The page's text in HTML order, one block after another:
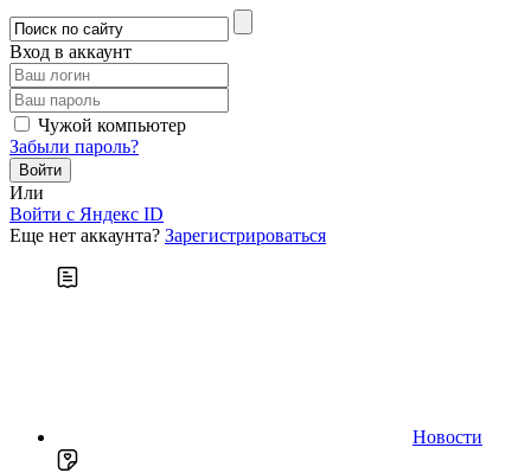
Вход в аккаунт
Чужой компьютер
Забыли пароль?
Или
Войти c Яндекс ID
Еще нет аккаунта? Зарегистрироваться
Новости